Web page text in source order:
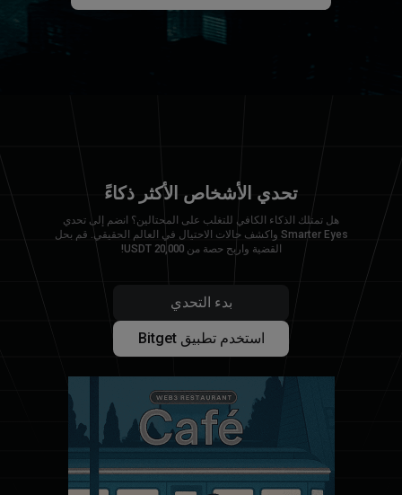
تحدي الأشخاص الأكثر ذكاءً
هل تمتلك الذكاء الكافي للتغلب على المحتالين؟ انضم إلى تحدي
Smarter Eyes واكشف حالات الاحتيال في العالم الحقيقي. قم بحل
القضية واربح حصة من 20,000 USDT!
بدء التحدي
استخدم تطبيق Bitget